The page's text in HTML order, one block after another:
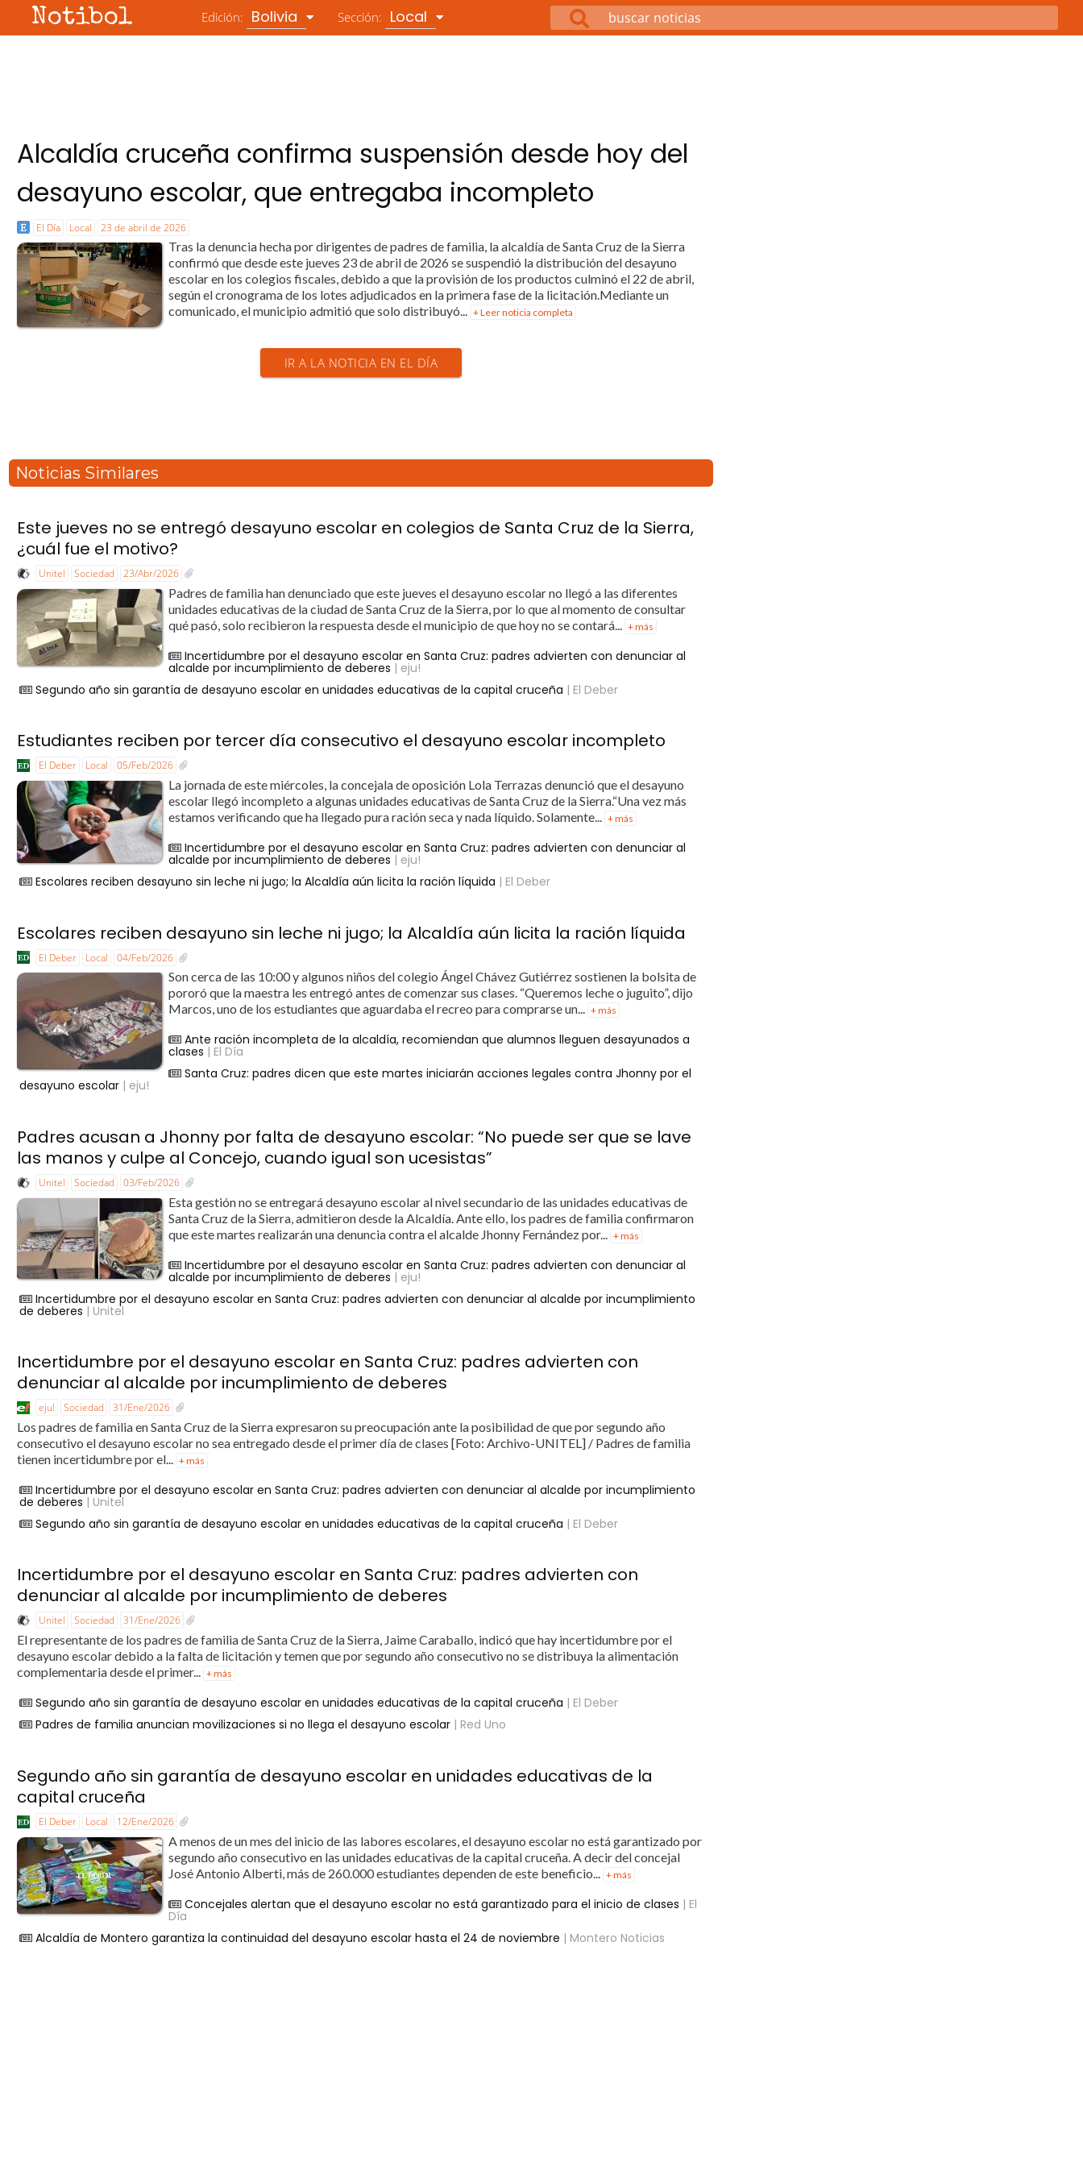
Notibol Edición: Bolivia Sección: Local
Alcaldía cruceña confirma suspensión desde hoy del
desayuno escolar, que entregaba incompleto
El Día Local 23 de abril de 2026
Tras la denuncia hecha por dirigentes de padres de familia, la alcaldía de Santa Cruz de la Sierra
confirmó que desde este jueves 23 de abril de 2026 se suspendió la distribución del desayuno
escolar en los colegios fiscales, debido a que la provisión de los productos culminó el 22 de abril,
según el cronograma de los lotes adjudicados en la primera fase de la licitación.Mediante un
comunicado, el municipio admitió que solo distribuyó... + Leer noticia completa
IR A LA NOTICIA EN EL DÍA
Noticias Similares
Este jueves no se entregó desayuno escolar en colegios de Santa Cruz de la Sierra,
¿cuál fue el motivo?
Unitel Sociedad 23/Abr/2026
Padres de familia han denunciado que este jueves el desayuno escolar no llegó a las diferentes
unidades educativas de la ciudad de Santa Cruz de la Sierra, por lo que al momento de consultar
qué pasó, solo recibieron la respuesta desde el municipio de que hoy no se contará...
+ más
Incertidumbre por el desayuno escolar en Santa Cruz: padres advierten con denunciar al
alcalde por incumplimiento de deberes | eju!
Segundo año sin garantía de desayuno escolar en unidades educativas de la capital cruceña | El Deber
Estudiantes reciben por tercer día consecutivo el desayuno escolar incompleto
El Deber Local 05/Feb/2026
La jornada de este miércoles, la concejala de oposición Lola Terrazas denunció que el desayuno
escolar llegó incompleto a algunas unidades educativas de Santa Cruz de la Sierra.“Una vez más
estamos verificando que ha llegado pura ración seca y nada líquido. Solamente... + más
Incertidumbre por el desayuno escolar en Santa Cruz: padres advierten con denunciar al
alcalde por incumplimiento de deberes | eju!
Escolares reciben desayuno sin leche ni jugo; la Alcaldía aún licita la ración líquida | El Deber
Escolares reciben desayuno sin leche ni jugo; la Alcaldía aún licita la ración líquida
El Deber Local 04/Feb/2026
Son cerca de las 10:00 y algunos niños del colegio Ángel Chávez Gutiérrez sostienen la bolsita de
pororó que la maestra les entregó antes de comenzar sus clases. “Queremos leche o juguito”, dijo
Marcos, uno de los estudiantes que aguardaba el recreo para comprarse un... + más
Ante ración incompleta de la alcaldía, recomiendan que alumnos lleguen desayunados a
clases | El Día
Santa Cruz: padres dicen que este martes iniciarán acciones legales contra Jhonny por el
desayuno escolar | eju!
Padres acusan a Jhonny por falta de desayuno escolar: “No puede ser que se lave
las manos y culpe al Concejo, cuando igual son ucesistas”
Unitel Sociedad 03/Feb/2026
Esta gestión no se entregará desayuno escolar al nivel secundario de las unidades educativas de
Santa Cruz de la Sierra, admitieron desde la Alcaldía. Ante ello, los padres de familia confirmaron
que este martes realizarán una denuncia contra el alcalde Jhonny Fernández por...
+ más
Incertidumbre por el desayuno escolar en Santa Cruz: padres advierten con denunciar al
alcalde por incumplimiento de deberes | eju!
Incertidumbre por el desayuno escolar en Santa Cruz: padres advierten con denunciar al alcalde por incumplimiento
de deberes | Unitel
Incertidumbre por el desayuno escolar en Santa Cruz: padres advierten con
denunciar al alcalde por incumplimiento de deberes
eju! Sociedad 31/Ene/2026
Los padres de familia en Santa Cruz de la Sierra expresaron su preocupación ante la posibilidad de que por segundo año
consecutivo el desayuno escolar no sea entregado desde el primer día de clases [Foto: Archivo-UNITEL] / Padres de familia
tienen incertidumbre por el... + más
Incertidumbre por el desayuno escolar en Santa Cruz: padres advierten con denunciar al alcalde por incumplimiento
de deberes | Unitel
Segundo año sin garantía de desayuno escolar en unidades educativas de la capital cruceña | El Deber
Incertidumbre por el desayuno escolar en Santa Cruz: padres advierten con
denunciar al alcalde por incumplimiento de deberes
Unitel Sociedad 31/Ene/2026
El representante de los padres de familia de Santa Cruz de la Sierra, Jaime Caraballo, indicó que hay incertidumbre por el
desayuno escolar debido a la falta de licitación y temen que por segundo año consecutivo no se distribuya la alimentación
complementaria desde el primer... + más
Segundo año sin garantía de desayuno escolar en unidades educativas de la capital cruceña | El Deber
Padres de familia anuncian movilizaciones si no llega el desayuno escolar | Red Uno
Segundo año sin garantía de desayuno escolar en unidades educativas de la
capital cruceña
El Deber Local 12/Ene/2026
A menos de un mes del inicio de las labores escolares, el desayuno escolar no está garantizado por
segundo año consecutivo en las unidades educativas de la capital cruceña. A decir del concejal
José Antonio Alberti, más de 260.000 estudiantes dependen de este beneficio...
+ más
Concejales alertan que el desayuno escolar no está garantizado para el inicio de clases | El
Día
Alcaldía de Montero garantiza la continuidad del desayuno escolar hasta el 24 de noviembre | Montero Noticias